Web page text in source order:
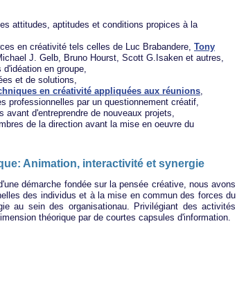
attitudes, aptitudes et conditions propices à la
en créativité tels celles de Luc Brabandere, Tony
J. Gelb, Bruno Hourst, Scott G.Isaken et autres,
en groupe,
et de solutions,
en créativité appliquées aux réunions
professionnelles par un questionnement créatif,
avant d'entreprendre de nouveaux projets,
de la direction avant la mise en oeuvre du
Animation, interactivité et synergie
démarche fondée sur la pensée créative, nous avons
des individus et à la mise en commun des forces du
au sein des organisationau. Privilégiant des activités
théorique par de courtes capsules d'information.